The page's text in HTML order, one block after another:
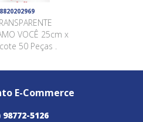
VOCÊ 25cm x
50 Peças .
E-Commerce
5126